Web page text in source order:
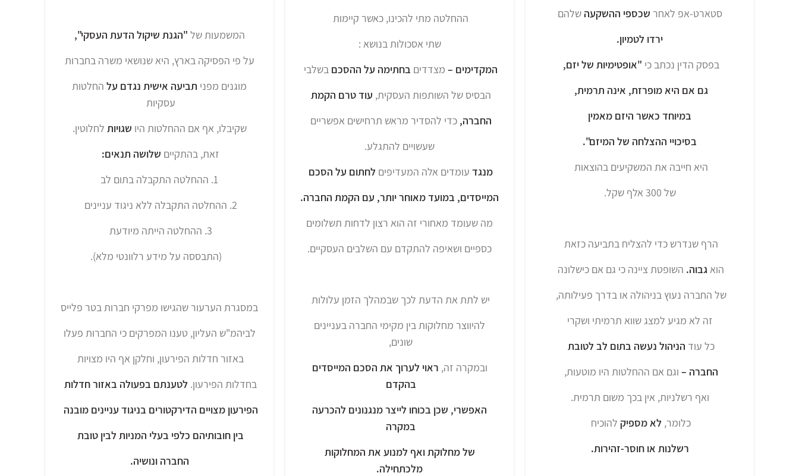
סטארט-אפ לאחר שכספי ההשקעהשלהם
ירדו לטמיון.
בפסק הדין נכתב כי "אופטימיות של יזם,
גם אם היא מופרזת, אינה תרמית,
במיוחד כאשר היזם מאמין
בסיכויי ההצלחה של המיזם".
היא חייבה את המשקיעים בהוצאות
של 300 אלף שקל.
הרף שנדרש כדי להצליח בתביעה כזאת
הואגבוה. השופטת ציינה כי גם אם כישלונה
של החברה נעוץ בניהולה או בדרך פעילותה,
זה לא מגיע למצג שווא תרמיתי ושקרי
כל עוד הניהול נעשה בתום לב לטובת
החברה – וגם אם ההחלטות היו מוטעות,
ואף רשלניות, אין בכך משום תרמית.
כלומר, לא מספיק להוכיח
רשלנות או חוסר-זהירות.
ההחלטה מתי להכינו, כאשר קיימות
שתי אסכולות בנושא :
המקדימים – מצדדים בחתימה על ההסכם בשלבי
הבסיס של השותפות העסקית, עוד טרם הקמת
החברה,כדי להסדיר מראש תרחישים אפשריים
שעשויים להתגלע.
מנגד עומדים אלה המעדיפים לחתום על הסכם
המייסדים, במועד מאוחר יותר, עם הקמת החברה.
מה שעומד מאחורי זה הוא רצון לדחות תשלומים
כספיים ושאיפה להתקדם עם השלבים העסקיים.
יש לתת את הדעת לכך שבמהלך הזמן עלולות
להיווצר מחלוקות בין מקימי החברה בעניינים
שונים,
ובמקרה זה, ראוי לערוך את הסכם המייסדים
בהקדם
האפשרי, שכן בכוחו לייצר מנגנונים להכרעה
במקרה
של מחלוקת ואף למנוע את המחלוקות
מלכתחילה.
המשמעות של "הגנת שיקול הדעת העסקי",
על פי הפסיקה בארץ, היא שנושאי משרה בחברות
מוגנים מפני תביעה אישית נגדם על החלטות
עסקיות
שקיבלו, אף אם ההחלטות היו שגויות לחלוטין.
זאת, בהתקיים שלושה תנאים:
1. ההחלטה התקבלה בתום לב
2. ההחלטה התקבלה ללא ניגוד עניינים
3. ההחלטה הייתה מיודעת
(התבססה על מידע רלוונטי מלא).
במסגרת הערעור שהגישו מפרקי חברות בטר פלייס
לביהמ"ש העליון, טענו המפרקים כי החברות פעלו
באזור חדלות הפירעון, וחלקן אף היו מצויות
בחדלות הפירעון. לטענתם בפעולה באזור חדלות
הפירעון מצויים הדירקטורים בניגוד עניינים מובנה
בין חובותיהם כלפי בעלי המניות לבין טובת
החברה ונושיה.